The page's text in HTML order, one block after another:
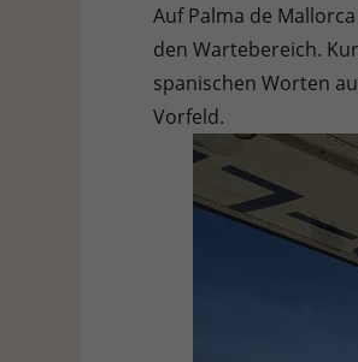
Auf Palma de
den Wartebereich.
spanischen Worten
Vorfeld.